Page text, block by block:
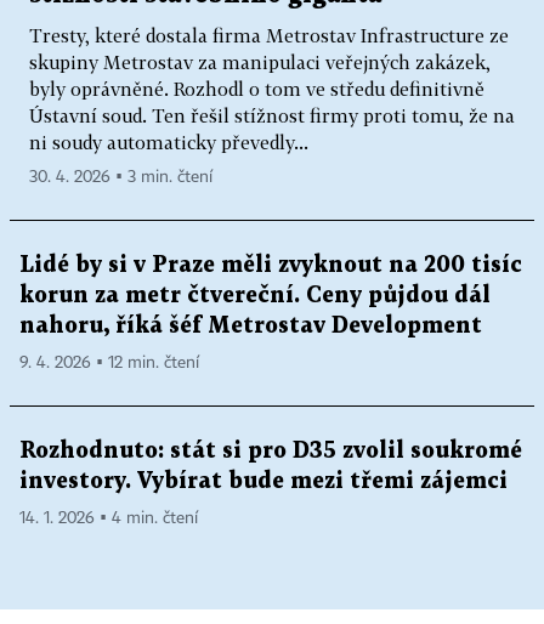
Tresty, které dostala firma Metrostav Infrastructure ze
skupiny Metrostav za manipulaci veřejných zakázek,
byly oprávněné. Rozhodl o tom ve středu definitivně
Ústavní soud. Ten řešil stížnost firmy proti tomu, že na
ni soudy automaticky převedly...
30. 4. 2026 ▪ 3 min. čtení
Lidé by si v Praze měli zvyknout na 200 tisíc
korun za metr čtvereční. Ceny půjdou dál
nahoru, říká šéf Metrostav Development
9. 4. 2026 ▪ 12 min. čtení
Rozhodnuto: stát si pro D35 zvolil soukromé
investory. Vybírat bude mezi třemi zájemci
14. 1. 2026 ▪ 4 min. čtení